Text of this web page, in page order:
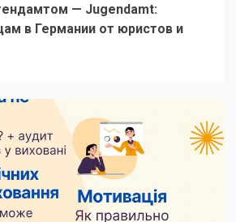
— Jugendamt:
в Германии от юристов и